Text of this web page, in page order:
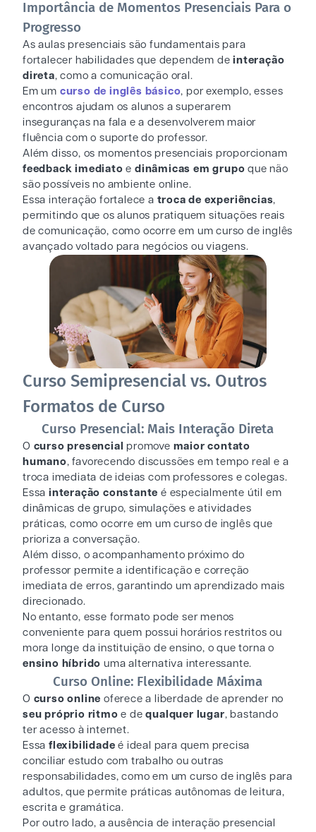
Importância de Momentos Presenciais Para o
Progresso
As aulas presenciais são fundamentais para
fortalecer habilidades que dependem deinteração
direta, como a comunicação oral.
Em um curso de inglês básico, por exemplo, esses
encontros ajudam os alunos a superarem
inseguranças na fala e a desenvolverem maior
fluência com o suporte do professor.
Além disso, os momentos presenciais proporcionam
feedback imediato edinâmicas em grupo que não
são possíveis no ambiente online.
Essa interação fortalece a troca de experiências,
permitindo que os alunos pratiquem situações reais
de comunicação, como ocorre em um curso de inglês
avançado voltado para negócios ou viagens.
Curso Semipresencial vs. Outros
Formatos de Curso
Curso Presencial: Mais Interação Direta
O curso presencial promove maior contato
humano, favorecendo discussões em tempo real e a
troca imediata de ideias com professores e colegas.
Essa interação constante é especialmente útil em
dinâmicas de grupo, simulações e atividades
práticas, como ocorre em um curso de inglês que
prioriza a conversação.
Além disso, o acompanhamento próximo do
professor permite a identificação e correção
imediata de erros, garantindo um aprendizado mais
direcionado.
No entanto, esse formato pode ser menos
conveniente para quem possui horários restritos ou
mora longe da instituição de ensino, o que torna o
ensino híbrido uma alternativa interessante.
Curso Online: Flexibilidade Máxima
O curso online oferece a liberdade de aprender no
seu próprio ritmoe dequalquer lugar, bastando
ter acesso à internet.
Essa flexibilidade é ideal para quem precisa
conciliar estudo com trabalho ou outras
responsabilidades, como em um curso de inglês para
adultos, que permite práticas autônomas de leitura,
escrita e gramática.
Por outro lado, a ausência de interação presencial